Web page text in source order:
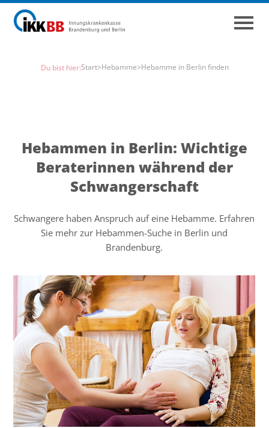
Du bist hier:Start>Hebamme>Hebamme in Berlin finden
Hebammen in Berlin: Wichtige
Beraterinnen während der
Schwangerschaft
Schwangere haben Anspruch auf eine Hebamme. Erfahren
Sie mehr zur Hebammen-Suche in Berlin und
Brandenburg.